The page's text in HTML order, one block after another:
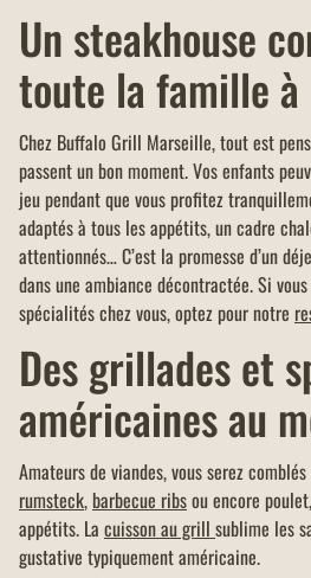
Un steakhouse
toute la famille
Chez Buffalo Grill Marseille, tout est
passent un bon moment. Vos enfants
jeu pendant que vous profitez
adaptés à tous les appétits, un cadre
attentionnés… C’est la promesse d’un
dans une ambiance décontractée. Si
spécialités chez vous, optez pour notre
Des grillades et
américaines au
Amateurs de viandes, vous serez comblés
rumsteck, barbecue ribsou encore
appétits. La cuisson au grill sublime les
gustative typiquement américaine.